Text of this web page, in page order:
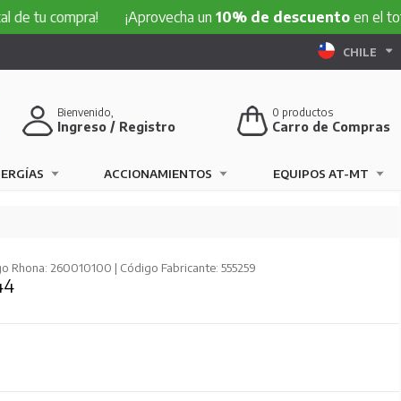
¡Aprovecha un10% de descuentoen el total de tu
CHILE
0 productos
Carro de Compras
Bienvenido,
Ingreso / Registro
ACCIONAMIENTOS EQUIPOS AT-MT
Rhona: 260010100 | Código Fabricante: 555259